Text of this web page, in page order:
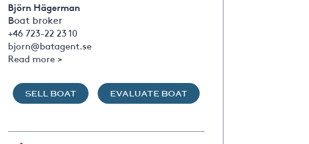
Björn Hägerman
Boat broker
+46 723-22 23 10
bjorn@batagent.se
Read more >
SELL BOAT EVALUATE BOAT